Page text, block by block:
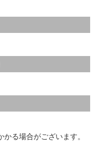
る場合がございます。